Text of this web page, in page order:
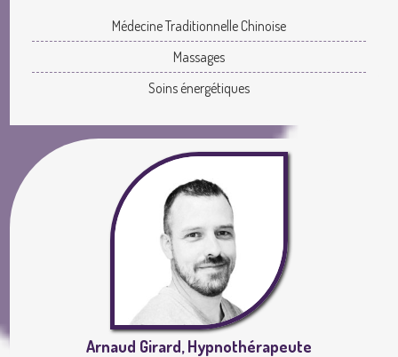
Médecine Traditionnelle Chinoise
Massages
Soins énergétiques
Arnaud Girard, Hypnothérapeute